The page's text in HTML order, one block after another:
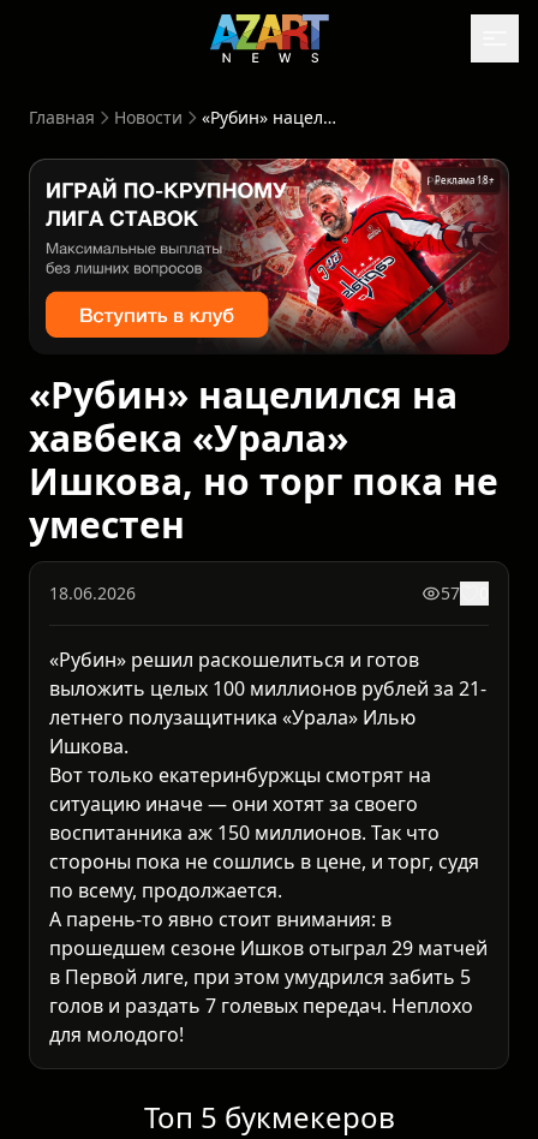
Главная Новости «Рубин» нацелился на хавбека «Урала» Ишкова, но торг пока не уместен
Реклама 18+
«Рубин» нацелился на
хавбека «Урала»
Ишкова, но торг пока не
уместен
18.06.2026 57
«Рубин» решил раскошелиться и готов
выложить целых 100 миллионов рублей за 21-
летнего полузащитника «Урала» Илью
Ишкова.
Вот только екатеринбуржцы смотрят на
ситуацию иначе — они хотят за своего
воспитанника аж 150 миллионов. Так что
стороны пока не сошлись в цене, и торг, судя
по всему, продолжается.
А парень-то явно стоит внимания: в
прошедшем сезоне Ишков отыграл 29 матчей
в Первой лиге, при этом умудрился забить 5
голов и раздать 7 голевых передач. Неплохо
для молодого!
Топ 5 букмекеров